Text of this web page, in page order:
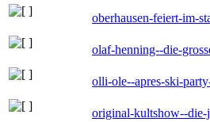
oberhausen-feiert-im-
olaf-henning--die-
olli-ole--apres-ski-
original-kultshow--